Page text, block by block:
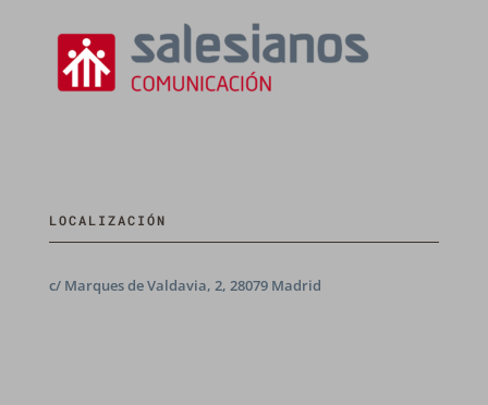
LOCALIZACIÓN
c/ Marques de Valdavia, 2, 28079 Madrid